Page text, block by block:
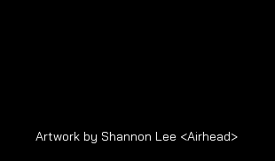
Artwork by Shannon Lee <Airhead>